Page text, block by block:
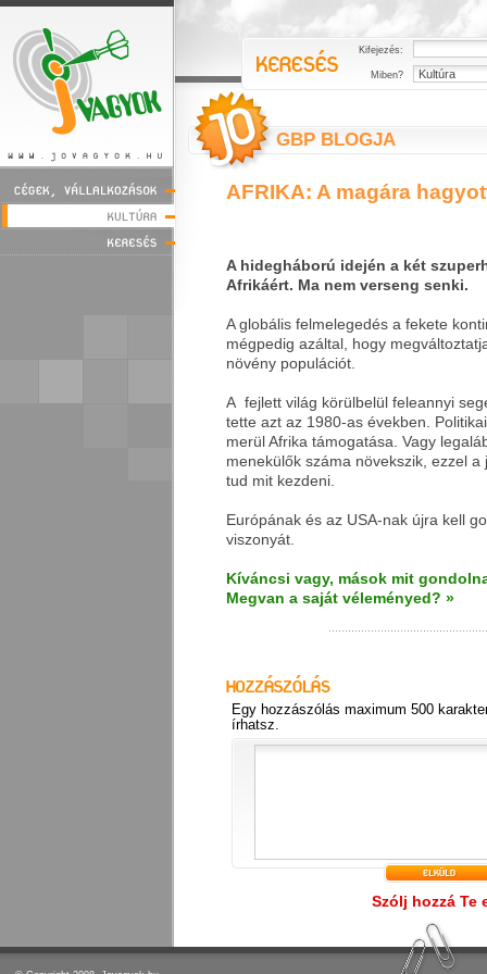
Kifejezés:
Miben?
GBP BLOGJA
AFRIKA: A magára
A hidegháború idején a két
Afrikáért. Ma nem verseng senki.
A globális felmelegedés a fekete
mégpedig azáltal, hogy
növény populációt.
A fejlett világ körülbelül feleannyi
tette azt az 1980-as években.
merül Afrika támogatása. Vagy
menekülők száma növekszik, ezzel
tud mit kezdeni.
Európának és az USA-nak újra kell
viszonyát.
Kíváncsi vagy, mások mit
Megvan a saját véleményed? »
Egy hozzászólás maximum 500
írhatsz.
Szólj hozzá Te